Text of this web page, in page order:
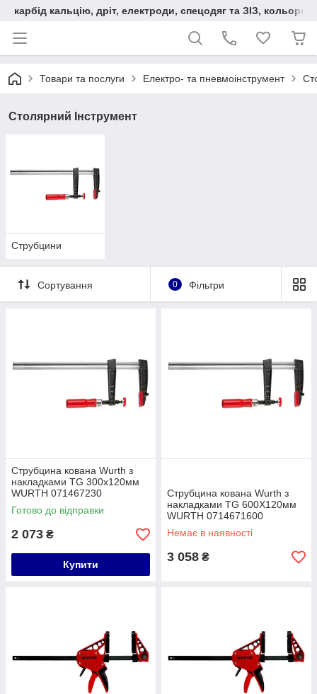
карбід кальцію, дріт, електроди, спецодяг та ЗІЗ,
Товари та послуги Електро- та пневмоінструмент
Столярний Інструмент
Струбцини
Сортування 0 Фільтри
Струбцина кована Wurth з
накладками TG 300х120мм
WURTH 071467230
Готово до відправки
2 073 ₴
Купити
Струбцина кована Wurth з
накладками TG 600X120мм
WURTH 0714671600
Немає в наявності
3 058 ₴